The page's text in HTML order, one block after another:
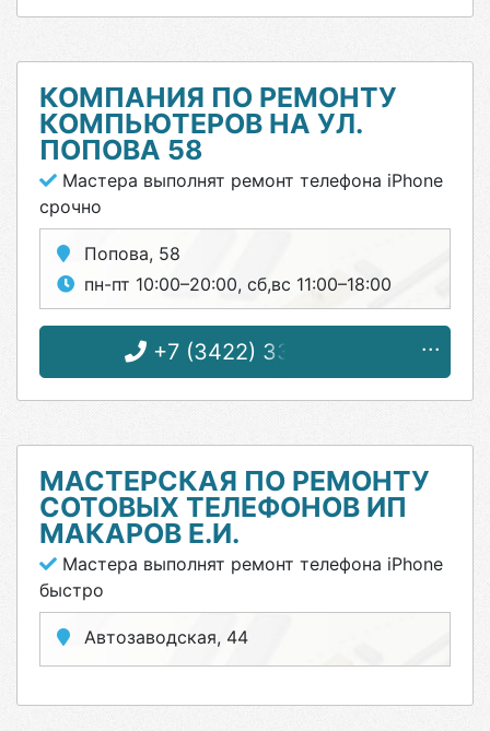
КОМПАНИЯ ПО РЕМОНТУ
КОМПЬЮТЕРОВ НА УЛ.
ПОПОВА 58
Мастера выполнят ремонт телефона iPhone
срочно
Попова, 58
пн-пт 10:00–20:00, сб,вс 11:00–18:00
+7 (3422) 33-00-35
МАСТЕРСКАЯ ПО РЕМОНТУ
СОТОВЫХ ТЕЛЕФОНОВ ИП
МАКАРОВ Е.И.
Мастера выполнят ремонт телефона iPhone
быстро
Автозаводская, 44